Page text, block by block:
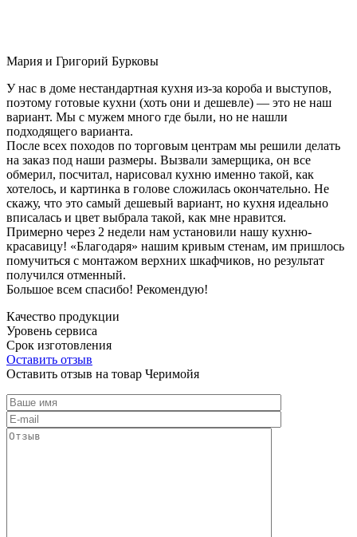
Мария и Григорий Бурковы
У нас в доме нестандартная кухня из-за короба и выступов,
поэтому готовые кухни (хоть они и дешевле) — это не наш
вариант. Мы с мужем много где были, но не нашли
подходящего варианта.
После всех походов по торговым центрам мы решили делать
на заказ под наши размеры. Вызвали замерщика, он все
обмерил, посчитал, нарисовал кухню именно такой, как
хотелось, и картинка в голове сложилась окончательно. Не
скажу, что это самый дешевый вариант, но кухня идеально
вписалась и цвет выбрала такой, как мне нравится.
Примерно через 2 недели нам установили нашу кухню-
красавицу! «Благодаря» нашим кривым стенам, им пришлось
помучиться с монтажом верхних шкафчиков, но результат
получился отменный.
Большое всем спасибо! Рекомендую!
Качество продукции
Уровень сервиса
Срок изготовления
Оставить отзыв
Оставить отзыв на товар Черимойя